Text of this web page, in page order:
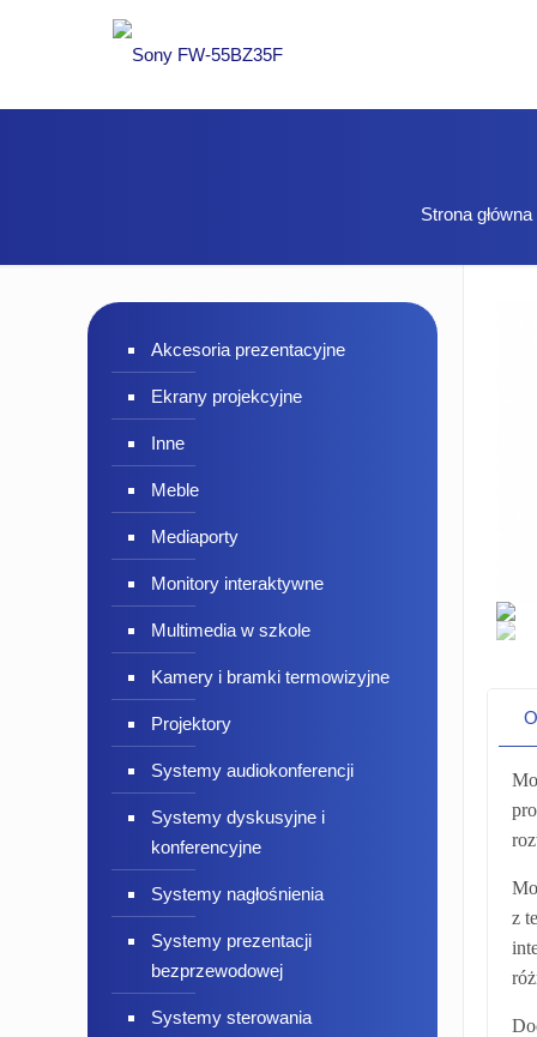
Strona główna
z
Akcesoria prezentacyjne
Ekrany projekcyjne
Inne
Meble
Mediaporty
Monitory interaktywne
Multimedia w szkole
Kamery i bramki termowizyjne
Projektory
Systemy audiokonferencji
Systemy dyskusyjne i
konferencyjne
Systemy nagłośnienia
Systemy prezentacji
bezprzewodowej
Systemy sterowania